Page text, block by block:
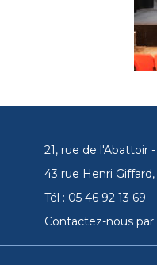
21, rue de l'Abattoir
43 rue Henri
Tél : 05 46 92 13 69
Contactez-nous par